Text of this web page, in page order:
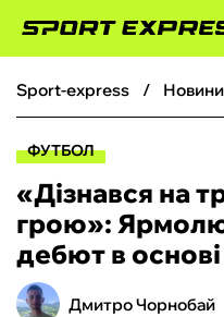
ФУТБОЛ
БОКС
ХОКЕЙ
sport-express
ФУТБОЛ
«Дізнався на
грою»:
дебют в
Дмитро Чорнобай